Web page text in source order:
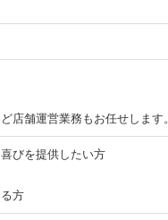
店舗運営業務もお任せします。
びを提供したい方
方